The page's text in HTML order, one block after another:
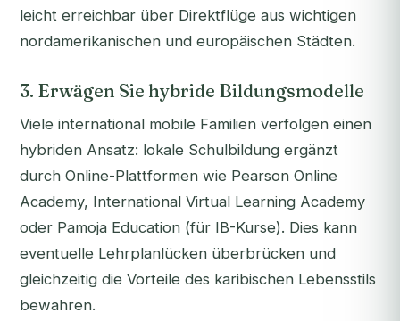
leicht erreichbar über Direktflüge aus wichtigen
nordamerikanischen und europäischen Städten.
3. Erwägen Sie hybride Bildungsmodelle
Viele international mobile Familien verfolgen einen
hybriden Ansatz: lokale Schulbildung ergänzt
durch Online-Plattformen wie Pearson Online
Academy, International Virtual Learning Academy
oder Pamoja Education (für IB-Kurse). Dies kann
eventuelle Lehrplanlücken überbrücken und
gleichzeitig die Vorteile des karibischen Lebensstils
bewahren.